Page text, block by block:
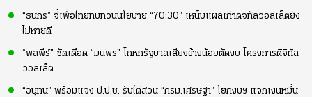
“ธนกร” จี้เพื่อไทยทบทวนนโยบาย “70:30” เหน็บแผลเก่าดิจิทัลวอลเล็ตยัง
ไม่หายดี
“พลพีร์” ซัดเดือด “มนพร” โกหกรัฐบาลเสียงข้างน้อยตัดงบ โครงการดิจิทัล
วอลเล็ต
“อนุทิน” พร้อมแจง ป.ป.ช. รับไต่สวน “ครม.เศรษฐา” โยกงบฯ แจกเงินหมื่น